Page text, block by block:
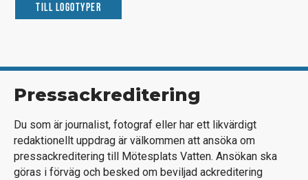
Till logotyper
Pressackreditering
Du som är journalist, fotograf eller har ett likvärdigt
redaktionellt uppdrag är välkommen att ansöka om
pressackreditering till Mötesplats Vatten. Ansökan ska
göras i förväg och besked om beviljad ackreditering